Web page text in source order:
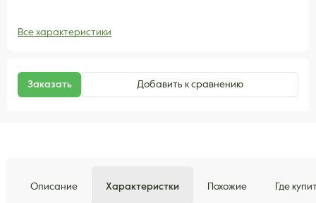
Все характеристики
Заказать Добавить к сравнению
Описание Характеристки Похожие Где